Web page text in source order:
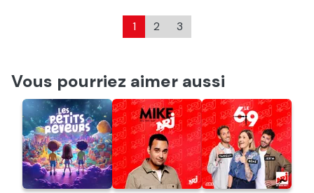
1 2 3
Vous pourriez aimer aussi